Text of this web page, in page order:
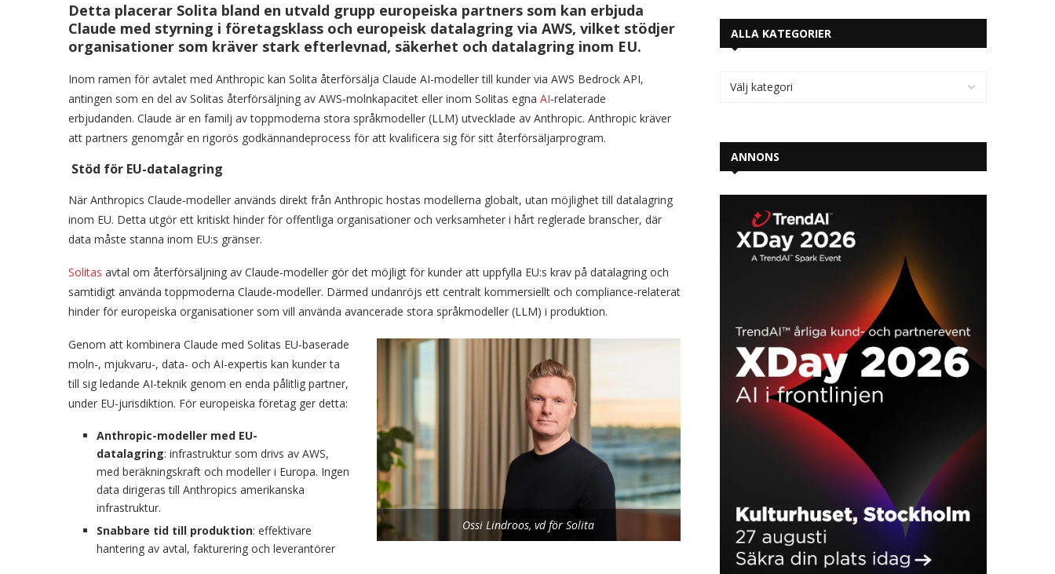
Detta placerar Solita bland en utvald grupp europeiska partners som kan erbjuda
Claude med styrning i företagsklass och europeisk datalagring via AWS, vilket stödjer
organisationer som kräver stark efterlevnad, säkerhet och datalagring inom EU.
Inom ramen för avtalet med Anthropic kan Solita återförsälja Claude AI-modeller till kunder via AWS Bedrock API,
antingen som en del av Solitas återförsäljning av AWS‑molnkapacitet eller inom Solitas egna AI‑relaterade
erbjudanden. Claude är en familj av toppmoderna stora språkmodeller (LLM) utvecklade av Anthropic. Anthropic kräver
att partners genomgår en rigorös godkännandeprocess för att kvalificera sig för sitt återförsäljarprogram.
Stöd för EU-datalagring
När Anthropics Claude‑modeller används direkt från Anthropic hostas modellerna globalt, utan möjlighet till datalagring
inom EU. Detta utgör ett kritiskt hinder för offentliga organisationer och verksamheter i hårt reglerade branscher, där
data måste stanna inom EU:s gränser.
Solitas avtal om återförsäljning av Claude‑modeller gör det möjligt för kunder att uppfylla EU:s krav på datalagring och
samtidigt använda toppmoderna Claude‑modeller. Därmed undanröjs ett centralt kommersiellt och compliance‑relaterat
hinder för europeiska organisationer som vill använda avancerade stora språkmodeller (LLM) i produktion.
Ossi Lindroos, vd för Solita
Genom att kombinera Claude med Solitas EU-baserade
moln-, mjukvaru-, data- och AI-expertis kan kunder ta
till sig ledande AI-teknik genom en enda pålitlig partner,
under EU-jurisdiktion. För europeiska företag ger detta:
Anthropic-modeller med EU-
datalagring: infrastruktur som drivs av AWS,
med beräkningskraft och modeller i Europa. Ingen
data dirigeras till Anthropics amerikanska
infrastruktur.
Snabbare tid till produktion: effektivare
hantering av avtal, fakturering och leverantörer
ALLA KATEGORIER
ANNONS